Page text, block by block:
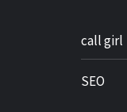
call girl
SEO